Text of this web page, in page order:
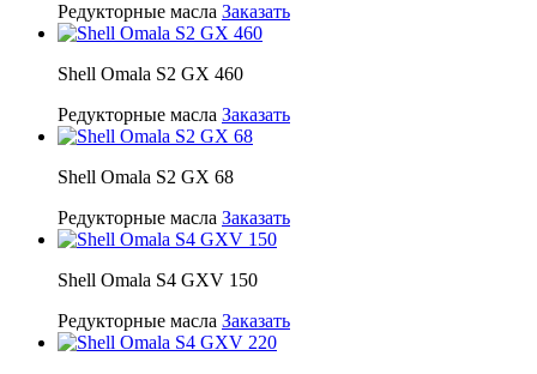
Редукторные масла Заказать
Shell Omala S2 GX 460
Редукторные масла Заказать
Shell Omala S2 GX 68
Редукторные масла Заказать
Shell Omala S4 GXV 150
Редукторные масла Заказать